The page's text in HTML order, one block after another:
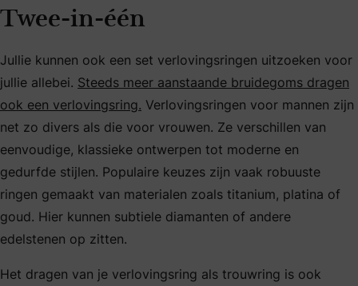
Twee-in-één
Jullie kunnen ook een set verlovingsringen uitzoeken voor
jullie allebei. Steeds meer aanstaande bruidegoms dragen
ook een verlovingsring. Verlovingsringen voor mannen zijn
net zo divers als die voor vrouwen. Ze verschillen van
eenvoudige, klassieke ontwerpen tot moderne en
gedurfde stijlen. Populaire keuzes zijn vaak robuuste
ringen gemaakt van materialen zoals titanium, platina of
goud. Hier kunnen subtiele diamanten of andere
edelstenen op zitten.
Het dragen van je verlovingsring als trouwring is ook